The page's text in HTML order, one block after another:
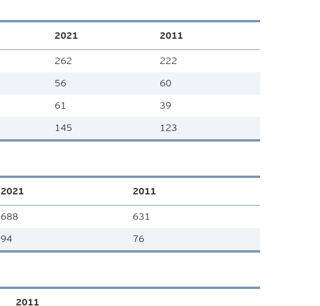
2021 2011
262
222
56
60
61
39
145 123
2021 2011
688
631
94 76
2011